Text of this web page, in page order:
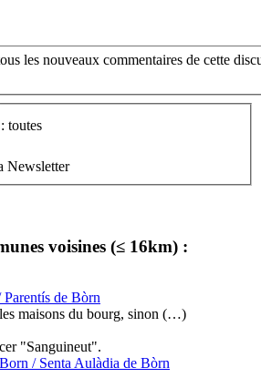
les nouveaux commentaires de cette
toutes
Newsletter
voisines (≤ 16km) :
de Bòrn
maisons du bourg, sinon (…)
"Sanguineut".
/ Senta Aulàdia de Bòrn